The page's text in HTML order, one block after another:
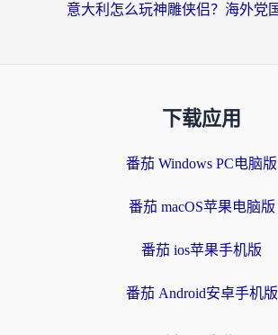
下载应用
番茄 Windows PC电脑版
番茄 macOS苹果电脑版
番茄 ios苹果手机版
番茄 Android安卓手机版